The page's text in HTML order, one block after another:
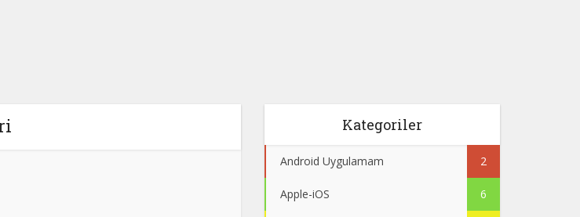
Kategoriler
Android Uygulamam 2
Apple-iOS 6